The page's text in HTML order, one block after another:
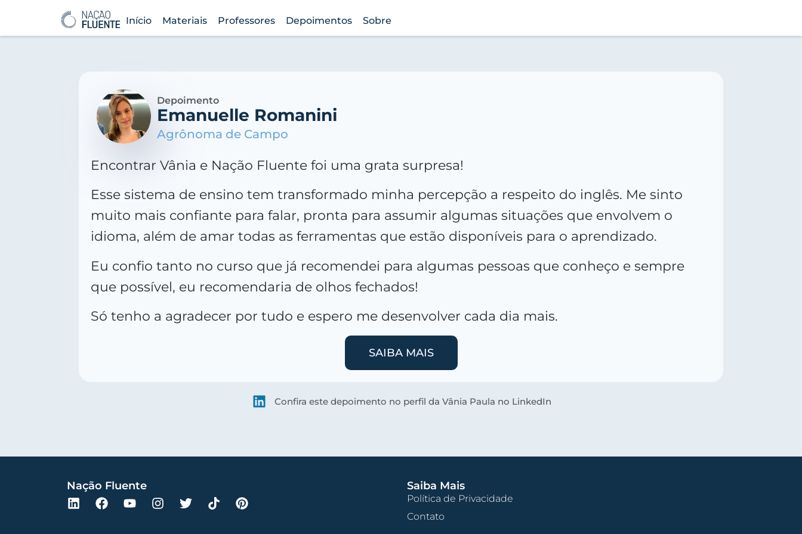
Início Materiais Professores Depoimentos Sobre
Depoimento
Emanuelle Romanini
Agrônoma de Campo
Encontrar Vânia e Nação Fluente foi uma grata surpresa!
Esse sistema de ensino tem transformado minha percepção a respeito do inglês. Me sinto
muito mais confiante para falar, pronta para assumir algumas situações que envolvem o
idioma, além de amar todas as ferramentas que estão disponíveis para o aprendizado.
Eu confio tanto no curso que já recomendei para algumas pessoas que conheço e sempre
que possível, eu recomendaria de olhos fechados!
Só tenho a agradecer por tudo e espero me desenvolver cada dia mais.
SAIBA MAIS
Confira este depoimento no perfil da Vânia Paula no LinkedIn
Nação Fluente Saiba Mais
Política de Privacidade
Contato